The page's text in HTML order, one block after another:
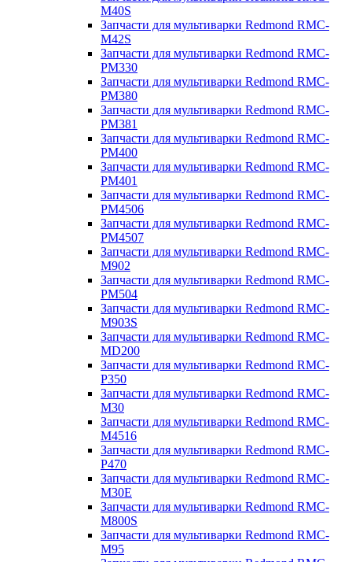
M40S
Запчасти для мультиварки Redmond RMC-
M42S
Запчасти для мультиварки Redmond RMC-
PM330
Запчасти для мультиварки Redmond RMC-
PM380
Запчасти для мультиварки Redmond RMC-
PM381
Запчасти для мультиварки Redmond RMC-
PM400
Запчасти для мультиварки Redmond RMC-
PM401
Запчасти для мультиварки Redmond RMC-
PM4506
Запчасти для мультиварки Redmond RMC-
PM4507
Запчасти для мультиварки Redmond RMC-
M902
Запчасти для мультиварки Redmond RMC-
PM504
Запчасти для мультиварки Redmond RMC-
M903S
Запчасти для мультиварки Redmond RMC-
MD200
Запчасти для мультиварки Redmond RMC-
P350
Запчасти для мультиварки Redmond RMC-
M30
Запчасти для мультиварки Redmond RMC-
M4516
Запчасти для мультиварки Redmond RMC-
P470
Запчасти для мультиварки Redmond RMC-
M30E
Запчасти для мультиварки Redmond RMC-
M800S
Запчасти для мультиварки Redmond RMC-
M95